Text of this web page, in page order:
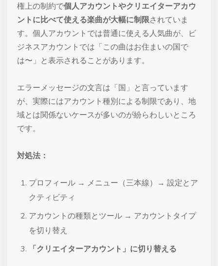
権上の制約で個人アカウントやクリエイターアカウ
ントに比べて使える楽曲が大幅に制限されていま
す。個人アカウントでは普通に使える人気曲が、ビ
ジネスアカウントでは「この曲はお住まいの国で
は〜」と表示されることがあります。
エラーメッセージの文言は「国」と言っています
が、実際にはアカウント種別による制限であり、地
域とは関係ないケースが多いのが紛らわしいところ
です。
対処法：
プロフィール → メニュー（三本線）→ 設定とア
クティビティ
アカウントの種類とツール → アカウントタイプ
を切り替え
「クリエイターアカウント」に切り替える